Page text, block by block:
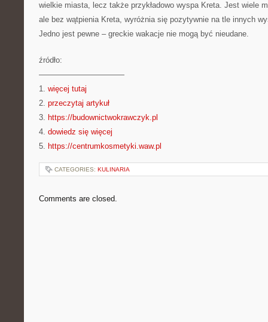
wielkie miasta, lecz także przykładowo wyspa Kreta. Jest wiele
ale bez wątpienia Kreta, wyróżnia się pozytywnie na tle innych
Jedno jest pewne – greckie wakacje nie mogą być nieudane.
źródło:
———————————
1. więcej tutaj
2. przeczytaj artykuł
3. https://budownictwokrawczyk.pl
4. dowiedz się więcej
5. https://centrumkosmetyki.waw.pl
CATEGORIES: KULINARIA
Comments are closed.